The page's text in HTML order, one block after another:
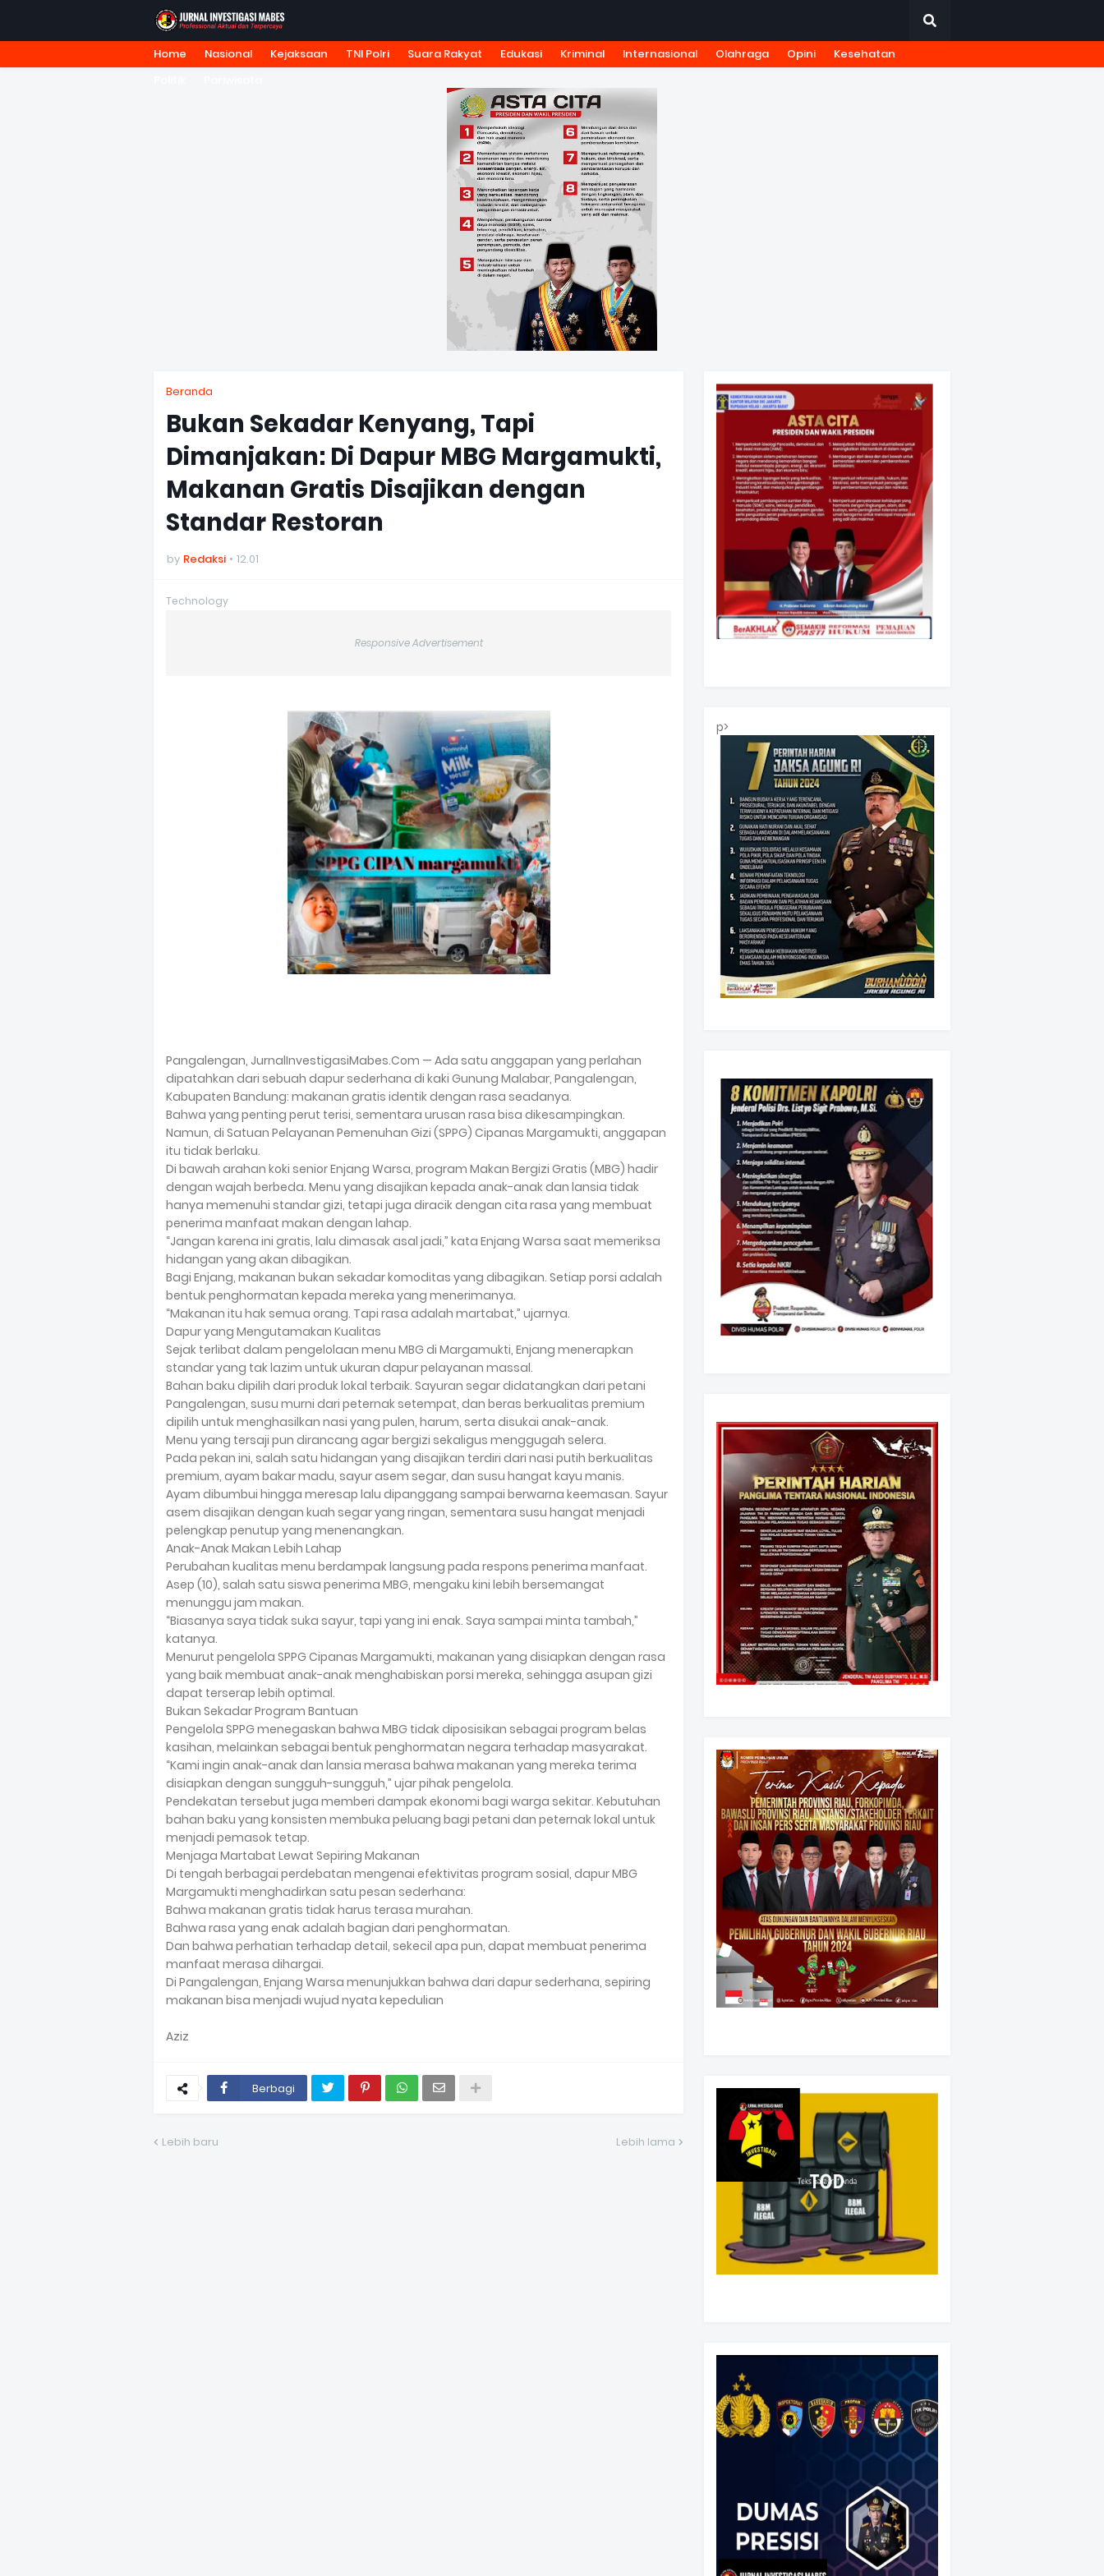
HOME TENTANG KAMI REDAKSI TARIF IKLAN PEDOMAN MEDIA SIBER KODE ETIK JURNALISTIK
Home Nasional Kejaksaan TNI Polri Suara Rakyat Edukasi Kriminal Internasional Olahraga Opini
Kesehatan
Beranda
Bukan Sekadar Kenyang, Tapi
Dimanjakan: Di Dapur MBG Margamukti,
Makanan Gratis Disajikan dengan
Standar Restoran
by Redaksi 12.01
Technology
Responsive Advertisement
Pangalengan, JurnalInvestigasiMabes.Com — Ada satu anggapan yang perlahan
dipatahkan dari sebuah dapur sederhana di kaki Gunung Malabar, Pangalengan,
Kabupaten Bandung: makanan gratis identik dengan rasa seadanya.
Bahwa yang penting perut terisi, sementara urusan rasa bisa dikesampingkan.
Namun, di Satuan Pelayanan Pemenuhan Gizi (SPPG) Cipanas Margamukti, anggapan
itu tidak berlaku.
Di bawah arahan koki senior Enjang Warsa, program Makan Bergizi Gratis (MBG) hadir
dengan wajah berbeda. Menu yang disajikan kepada anak-anak dan lansia tidak
hanya memenuhi standar gizi, tetapi juga diracik dengan cita rasa yang membuat
penerima manfaat makan dengan lahap.
“Jangan karena ini gratis, lalu dimasak asal jadi,” kata Enjang Warsa saat memeriksa
hidangan yang akan dibagikan.
Bagi Enjang, makanan bukan sekadar komoditas yang dibagikan. Setiap porsi adalah
bentuk penghormatan kepada mereka yang menerimanya.
“Makanan itu hak semua orang. Tapi rasa adalah martabat,” ujarnya.
Dapur yang Mengutamakan Kualitas
Sejak terlibat dalam pengelolaan menu MBG di Margamukti, Enjang menerapkan
standar yang tak lazim untuk ukuran dapur pelayanan massal.
Bahan baku dipilih dari produk lokal terbaik. Sayuran segar didatangkan dari petani
Pangalengan, susu murni dari peternak setempat, dan beras berkualitas premium
dipilih untuk menghasilkan nasi yang pulen, harum, serta disukai anak-anak.
Menu yang tersaji pun dirancang agar bergizi sekaligus menggugah selera.
Pada pekan ini, salah satu hidangan yang disajikan terdiri dari nasi putih berkualitas
premium, ayam bakar madu, sayur asem segar, dan susu hangat kayu manis.
Ayam dibumbui hingga meresap lalu dipanggang sampai berwarna keemasan. Sayur
asem disajikan dengan kuah segar yang ringan, sementara susu hangat menjadi
pelengkap penutup yang menenangkan.
Anak-Anak Makan Lebih Lahap
Perubahan kualitas menu berdampak langsung pada respons penerima manfaat.
Asep (10), salah satu siswa penerima MBG, mengaku kini lebih bersemangat
menunggu jam makan.
“Biasanya saya tidak suka sayur, tapi yang ini enak. Saya sampai minta tambah,”
katanya.
Menurut pengelola SPPG Cipanas Margamukti, makanan yang disiapkan dengan rasa
yang baik membuat anak-anak menghabiskan porsi mereka, sehingga asupan gizi
dapat terserap lebih optimal.
Bukan Sekadar Program Bantuan
Pengelola SPPG menegaskan bahwa MBG tidak diposisikan sebagai program belas
kasihan, melainkan sebagai bentuk penghormatan negara terhadap masyarakat.
“Kami ingin anak-anak dan lansia merasa bahwa makanan yang mereka terima
disiapkan dengan sungguh-sungguh,” ujar pihak pengelola.
Pendekatan tersebut juga memberi dampak ekonomi bagi warga sekitar. Kebutuhan
bahan baku yang konsisten membuka peluang bagi petani dan peternak lokal untuk
menjadi pemasok tetap.
Menjaga Martabat Lewat Sepiring Makanan
Di tengah berbagai perdebatan mengenai efektivitas program sosial, dapur MBG
Margamukti menghadirkan satu pesan sederhana:
Bahwa makanan gratis tidak harus terasa murahan.
Bahwa rasa yang enak adalah bagian dari penghormatan.
Dan bahwa perhatian terhadap detail, sekecil apa pun, dapat membuat penerima
manfaat merasa dihargai.
Di Pangalengan, Enjang Warsa menunjukkan bahwa dari dapur sederhana, sepiring
makanan bisa menjadi wujud nyata kepedulian
Aziz
Berbagi
Lebih baru Lebih lama
p>